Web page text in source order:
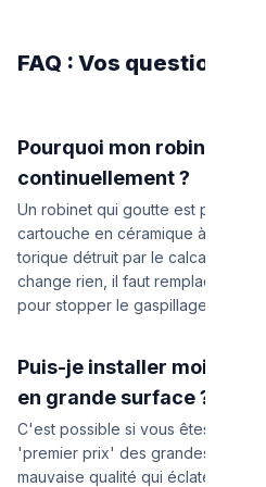
FAQ : Vos questions
Pourquoi mon robinet
continuellement ?
Un robinet qui goutte est
cartouche en céramique à
torique détruit par le calcaire. Si
change rien, il faut remplacer la
pour stopper le gaspillage d'eau.
Puis-je installer moi-
en grande surface ?
C'est possible si vous êtes bon
'premier prix' des grandes
mauvaise qualité qui éclatent